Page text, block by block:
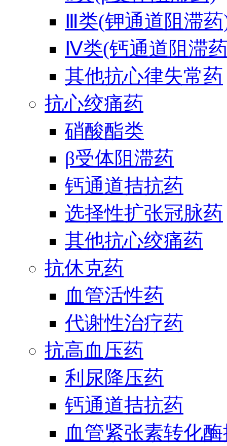
Ⅲ类(钾通道阻滞
Ⅳ类(钙通道阻滞
其他抗心律失常药
抗心绞痛药
硝酸酯类
β受体阻滞药
钙通道拮抗药
选择性扩张冠脉药
其他抗心绞痛药
抗休克药
血管活性药
代谢性治疗药
抗高血压药
利尿降压药
钙通道拮抗药
血管紧张素转化